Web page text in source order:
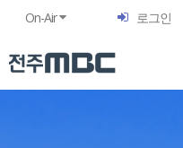
On-Air 로그인